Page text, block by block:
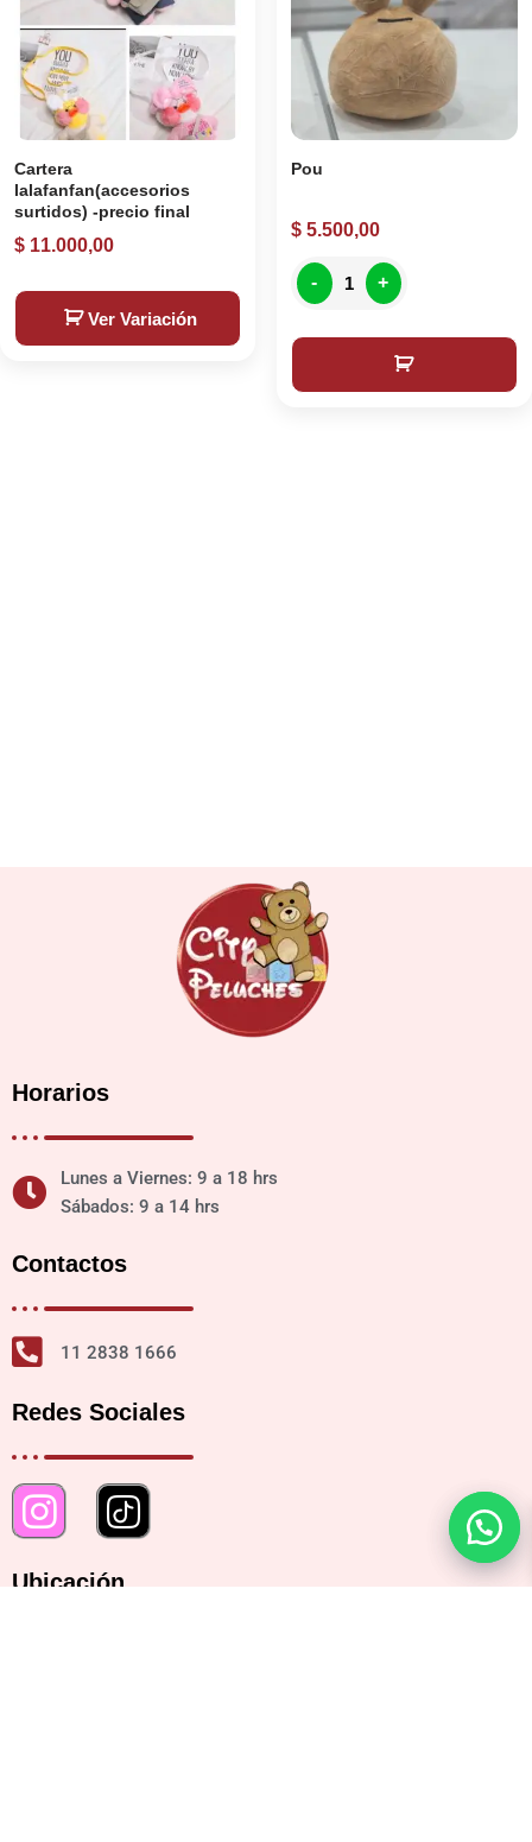
Cartera
lalafanfan(accesorios
surtidos) -precio final
$ 11.000,00
Ver Variación
Pou
$5.500,00
- +
Horarios
Lunes a Viernes: 9 a 18 hrs
Sábados: 9 a 14 hrs
Contactos
11 2838 1666
Redes Sociales
Ubicación